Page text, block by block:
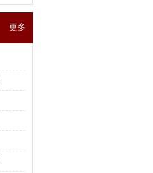
更多